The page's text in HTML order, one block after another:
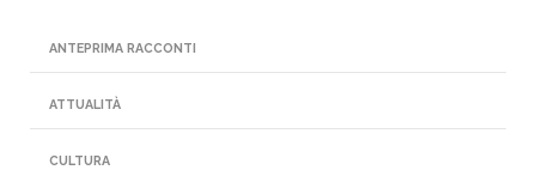
ANTEPRIMA RACCONTI
ATTUALITÀ
CULTURA